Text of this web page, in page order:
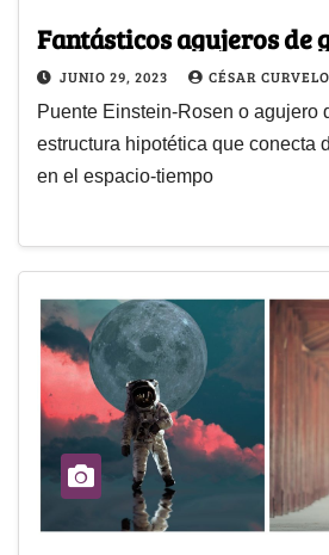
Fantásticos agujeros de
JUNIO 29, 2023 CÉSAR CURVELO
Puente Einstein-Rosen o agujero
estructura hipotética que conecta
en el espacio-tiempo